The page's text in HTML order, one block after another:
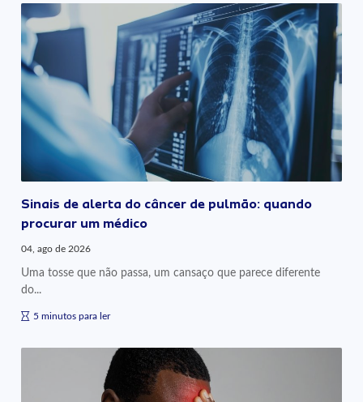
Sinais de alerta do câncer de pulmão: quando
procurar um médico
04, ago de 2026
Uma tosse que não passa, um cansaço que parece diferente
do...
5 minutos para ler